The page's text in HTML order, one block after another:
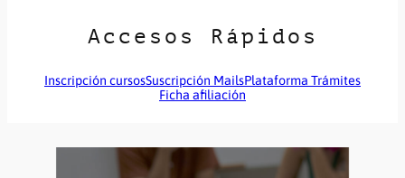
Accesos Rápidos
Inscripción cursosSuscripción MailsPlataforma Trámites
Ficha afiliación